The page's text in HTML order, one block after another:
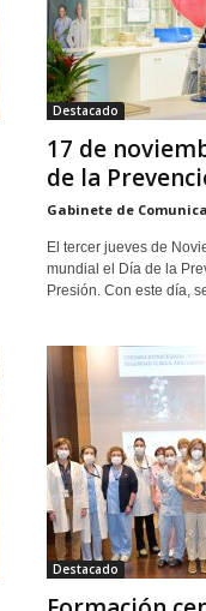
Destacado
17 de
de la
Gabinete de
El tercer jueves de
mundial el Día de la
Presión. Con este día,
Destacado